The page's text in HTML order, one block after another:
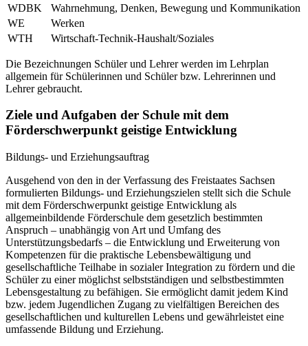
WDBK
Wahrnehmung, Denken, Bewegung und Kommunikation
WE
Werken
WTH
Wirtschaft-Technik-Haushalt/Soziales
Die Bezeichnungen Schüler und Lehrer werden im Lehrplan
allgemein für Schülerinnen und Schüler bzw. Lehrerinnen und
Lehrer gebraucht.
Ziele und Aufgaben der Schule mit dem
Förderschwerpunkt geistige Entwicklung
Bildungs- und Erziehungsauftrag
Ausgehend von den in der Verfassung des Freistaates Sachsen
formulierten Bildungs- und Erziehungszielen stellt sich die Schule
mit dem Förderschwerpunkt geistige Entwicklung als
allgemeinbildende Förderschule dem gesetzlich bestimmten
Anspruch – unabhängig von Art und Umfang des
Unterstützungsbedarfs – die Entwicklung und Erweiterung von
Kompetenzen für die praktische Lebensbewältigung und
gesellschaftliche Teilhabe in sozialer Integration zu fördern und die
Schüler zu einer möglichst selbstständigen und selbstbestimmten
Lebensgestaltung zu befähigen. Sie ermöglicht damit jedem Kind
bzw. jedem Jugendlichen Zugang zu vielfältigen Bereichen des
gesellschaftlichen und kulturellen Lebens und gewährleistet eine
umfassende Bildung und Erziehung.